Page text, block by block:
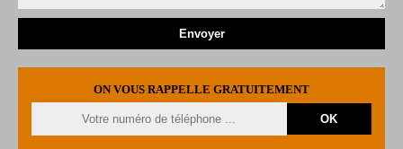
ON VOUS RAPPELLE GRATUITEMENT